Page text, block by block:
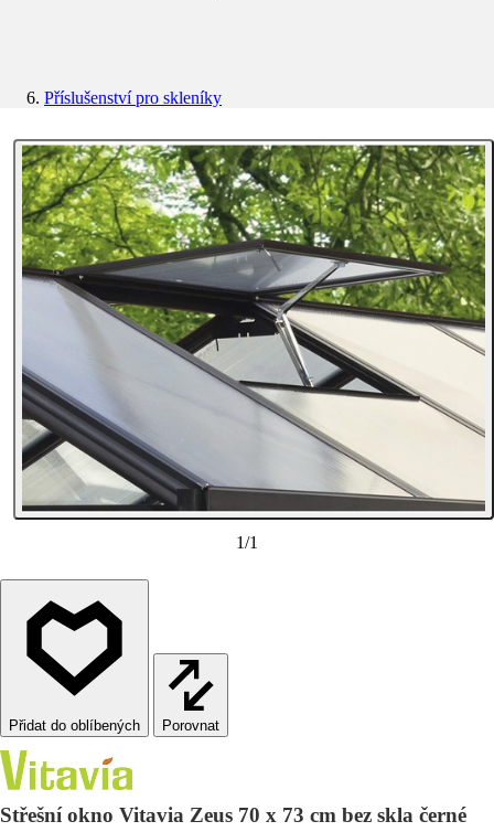
Příslušenství pro skleníky
1/1
Porovnat
Střešní okno Vitavia Zeus 70 x 73 cm bez skla černé